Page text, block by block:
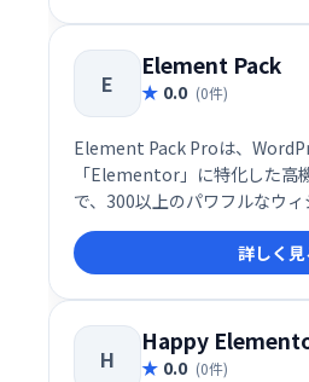
ン(月額25ドル)では最大1200
制限の有料メンバーと1万人
きます。
E
Element Pack
0.0 (0件)
Element Pack Proは、
「Elementor」に特化した高
で、300以上のパワフルなウ
テンプレート・プリメイドセ
にプロフェッショナル仕様の
す。UI/UXに優れた設計思想
なウィジェット群により、初
らゆるユーザーのWeb制作を
ます。
詳しく見
H
Happy
0.0 (0件)